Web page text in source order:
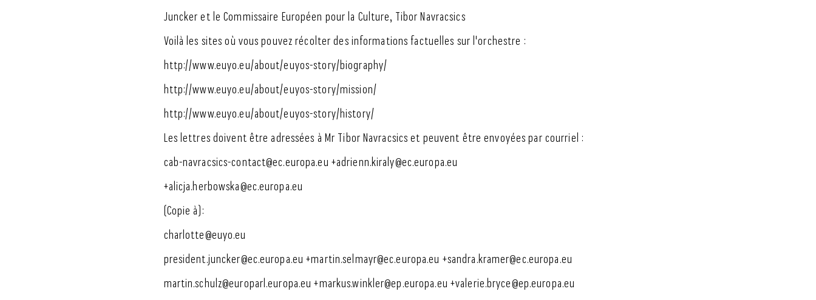
Juncker et le Commissaire Européen pour la Culture, Tibor Navracsics
Voilà les sites où vous pouvez récolter des informations factuelles sur l'orchestre :
http://www.euyo.eu/about/euyos-story/biography/
http://www.euyo.eu/about/euyos-story/mission/
http://www.euyo.eu/about/euyos-story/history/
Les lettres doivent être adressées à Mr Tibor Navracsics et peuvent être envoyées par courriel :
cab-navracsics-contact@ec.europa.eu +adrienn.kiraly@ec.europa.eu
+alicja.herbowska@ec.europa.eu
(Copie à):
charlotte@euyo.eu
president.juncker@ec.europa.eu +martin.selmayr@ec.europa.eu +sandra.kramer@ec.europa.eu
martin.schulz@europarl.europa.eu +markus.winkler@ep.europa.eu +valerie.bryce@ep.europa.eu